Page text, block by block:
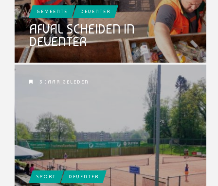
GEMEENTE DEVENTER
AFVAL SCHEIDEN IN
DEVENTER
3 JAAR GELEDEN
SPORT DEVENTER